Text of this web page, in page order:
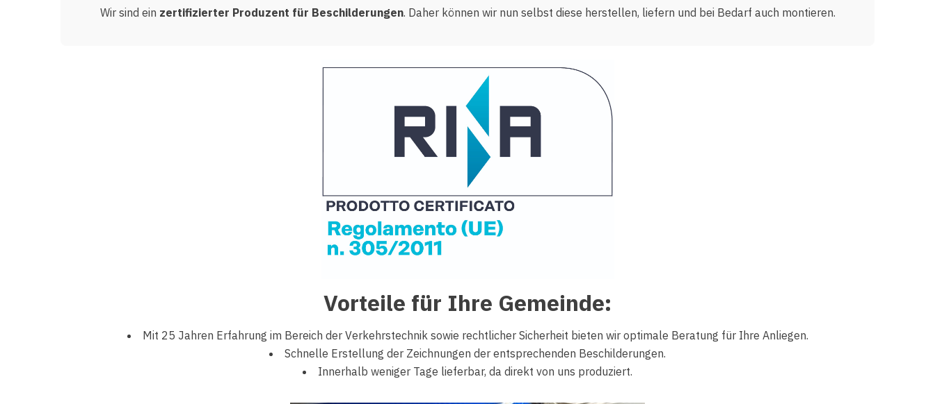
Wir sind ein zertifizierter Produzent für Beschilderungen. Daher können wir nun selbst diese herstellen, liefern und bei Bedarf auch montieren.
Vorteile für Ihre Gemeinde:
Mit 25 Jahren Erfahrung im Bereich der Verkehrstechnik sowie rechtlicher Sicherheit bieten wir optimale Beratung für Ihre Anliegen.
Schnelle Erstellung der Zeichnungen der entsprechenden Beschilderungen.
Innerhalb weniger Tage lieferbar, da direkt von uns produziert.